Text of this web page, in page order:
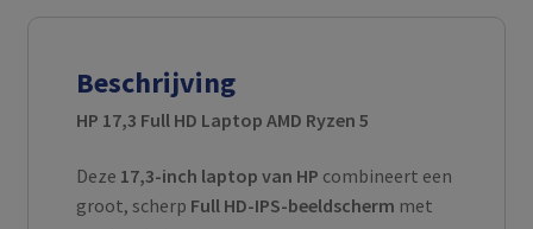
Beschrijving
HP 17,3 Full HD Laptop AMD Ryzen 5
Deze 17,3-inch laptop van HP combineert een
groot, scherp Full HD-IPS-beeldscherm met